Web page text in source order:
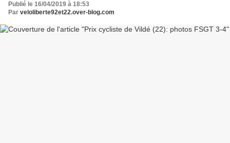
Publié le 16/04/2019 à 18:53
Par veloliberte92et22.over-blog.com